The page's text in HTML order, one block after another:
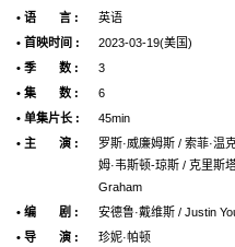
• 语 言 :
英语
• 首映时间 :
2023-03-19(美国)
• 季 数 :
3
• 集 数 :
6
• 单集片长 :
45min
• 主 演 :
罗斯·威廉姆斯 / 索菲·温
姆·韦斯顿-琼斯 / 克里斯
Graham
• 编 剧 :
安德鲁·戴维斯 / Justin
• 导 演 :
珍妮·帕顿